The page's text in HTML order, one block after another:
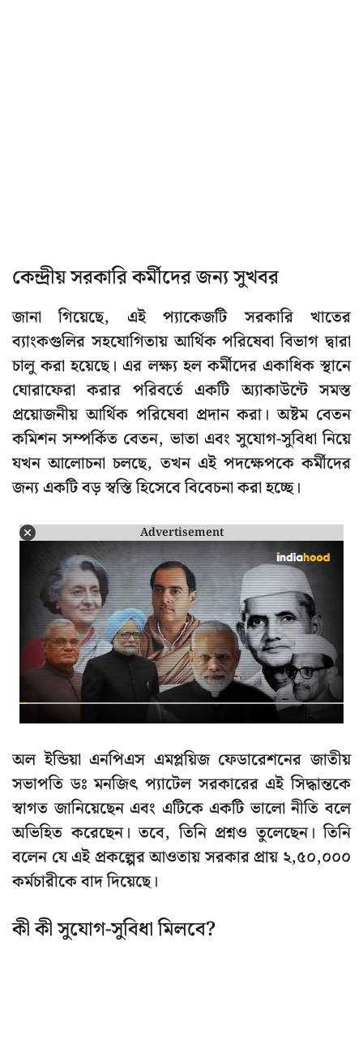
কেন্দ্রীয় সরকারি কর্মীদের জন্য সুখবর
জানা গিয়েছে, এই প্যাকেজটি সরকারি খাতের
ব্যাংকগুলির সহযোগিতায় আর্থিক পরিষেবা বিভাগ দ্বারা
চালু করা হয়েছে। এর লক্ষ্য হল কর্মীদের একাধিক স্থানে
ঘোরাফেরা করার পরিবর্তে একটি অ্যাকাউন্টে সমস্ত
প্রয়োজনীয় আর্থিক পরিষেবা প্রদান করা। অষ্টম বেতন
কমিশন সম্পর্কিত বেতন, ভাতা এবং সুযোগ-সুবিধা নিয়ে
যখন আলোচনা চলছে, তখন এই পদক্ষেপকে কর্মীদের
জন্য একটি বড় স্বস্তি হিসেবে বিবেচনা করা হচ্ছে।
Advertisement
অল ইন্ডিয়া এনপিএস এমপ্লয়িজ ফেডারেশনের জাতীয়
সভাপতি ডঃ মনজিৎ প্যাটেল সরকারের এই সিদ্ধান্তকে
স্বাগত জানিয়েছেন এবং এটিকে একটি ভালো নীতি বলে
অভিহিত করেছেন। তবে, তিনি প্রশ্নও তুলেছেন। তিনি
বলেন যে এই প্রকল্পের আওতায় সরকার প্রায় ২,৫০,০০০
কর্মচারীকে বাদ দিয়েছে।
কী কী সুযোগ-সুবিধা মিলবে?